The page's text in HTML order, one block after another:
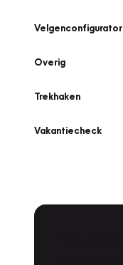
Velgenconfigurator
Overig
Trekhaken
Vakantiecheck